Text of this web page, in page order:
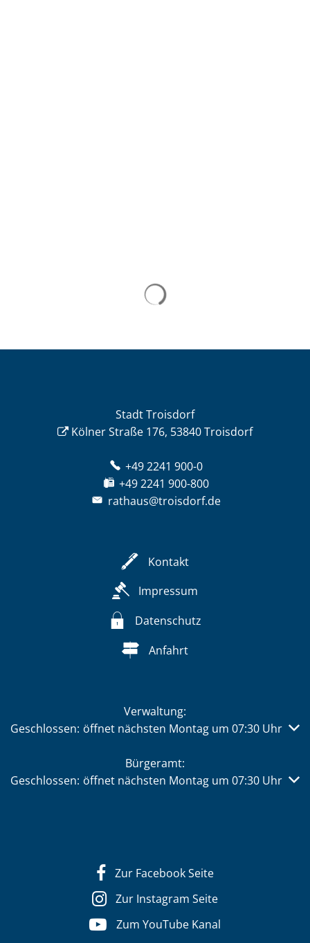
Stadt Troisdorf
Kölner Straße 176, 53840 Troisdorf
+49 2241 900-0
+49 2241 900-800
rathaus@troisdorf.de
Kontakt
Impressum
Datenschutz
Anfahrt
Verwaltung:
Klicken, um weitere Öffnungs- oder Schließzeiten
Geschlossen: öffnet nächsten Montag um 07:30 Uhr
Bürgeramt:
Klicken, um weitere Öffnungs- oder Schließzeiten
Geschlossen: öffnet nächsten Montag um 07:30 Uhr
Zur Facebook Seite
Zur Instagram Seite
Zum YouTube Kanal